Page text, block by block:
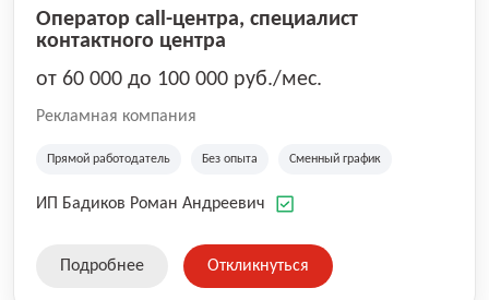
Оператор call-центра, специалист
контактного центра
от 60 000 до 100 000 руб./мес.
Рекламная компания
Прямой работодатель Без опыта Сменный график
ИП Бадиков Роман Андреевич
Подробнее Откликнуться